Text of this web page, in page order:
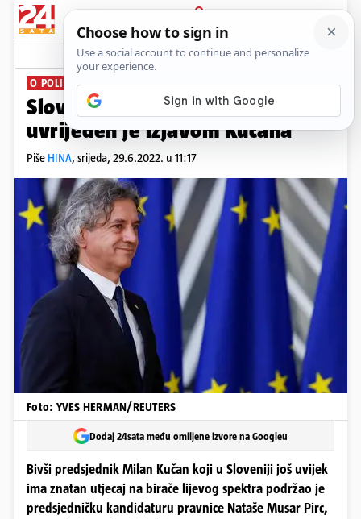
PRIJAVA
News Komentari
O POLITIČKOM MONOPOLU
Slovenski premijer Golob
uvrijeđen je izjavom Kučana
Piše HINA, srijeda, 29.6.2022. u 11:17
Foto: YVES HERMAN/REUTERS
Dodaj 24sata među omiljene izvore na Googleu
Bivši predsjednik Milan Kučan koji u Sloveniji još uvijek
ima znatan utjecaj na birače lijevog spektra podržao je
predsjedničku kandidaturu pravnice Nataše Musar Pirc,